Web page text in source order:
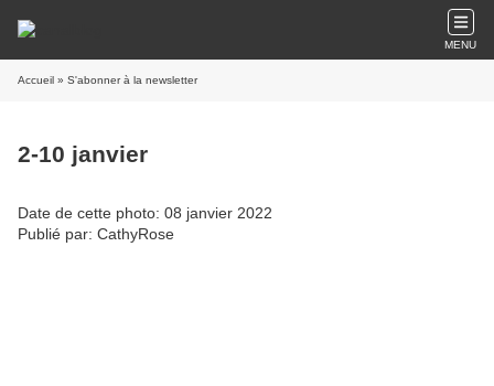
MENU
Accueil » S'abonner à la newsletter
2-10 janvier
Date de cette photo: 08 janvier 2022
Publié par: CathyRose